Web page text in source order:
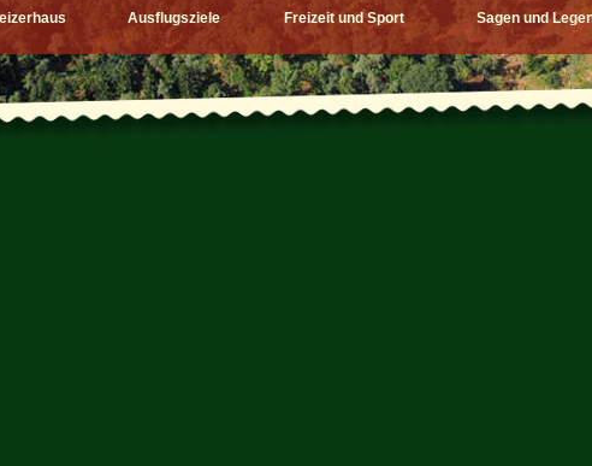
Ausflugsziele Freizeit und Sport Sagen und